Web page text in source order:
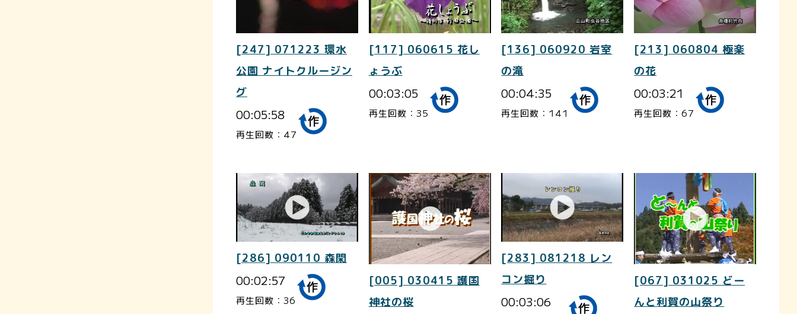
[247] 071223 環水
公園 ナイトクルージン
グ
00:05:58
再生回数：47
[117] 060615 花し
ょうぶ
00:03:05
再生回数：35
[136] 060920 岩室
の滝
00:04:35
再生回数：141
[213] 060804 極楽
の花
00:03:21
再生回数：67
[286] 090110 森閑
00:02:57
再生回数：36
[005] 030415 護国
神社の桜
[283] 081218 レン
コン掘り
00:03:06
[067] 031025 どー
んと利賀の山祭り